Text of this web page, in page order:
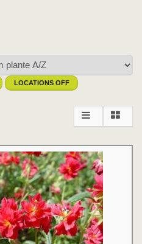
LOCATIONS OFF